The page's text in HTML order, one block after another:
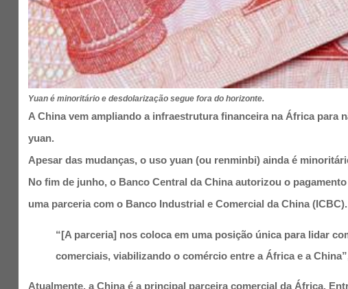
Yuan é minoritário e desdolarização segue fora do horizonte.
A China vem ampliando a infraestrutura financeira na África para
yuan.
Apesar das mudanças, o uso yuan (ou renminbi) ainda é
No fim de junho, o Banco Central da China autorizou o
uma parceria com o Banco Industrial e Comercial da China (ICBC).
“[A parceria] nos coloca em uma posição única para lidar
comerciais, viabilizando o comércio entre a África e a
Atualmente, a China é a principal parceira comercial da África.